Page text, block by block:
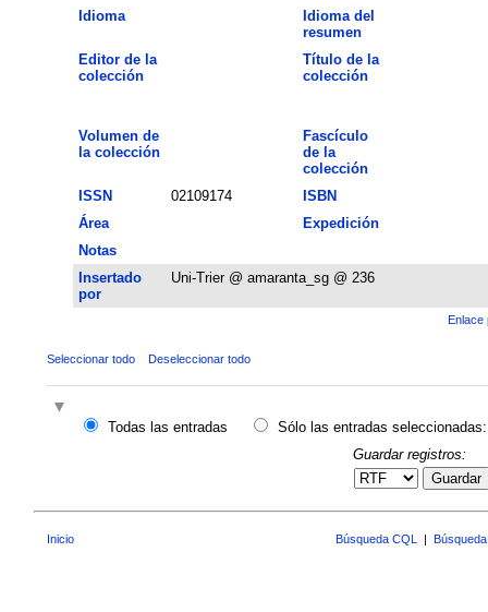
Idioma
Idioma del
resumen
Editor de la
colección
Título de la
colección
Volumen de
la colección
Fascículo
de la
colección
ISSN
02109174
ISBN
Área
Expedición
Notas
Insertado
por
Uni-Trier @ amaranta_sg @ 236
Enlace
Seleccionar todo Deseleccionar todo
Todas las entradas
Sólo las entradas seleccionadas:
Guardar registros:
Guardar
Inicio Búsqueda CQL